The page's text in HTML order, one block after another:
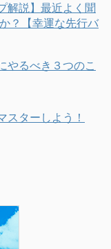
解説】最近よく聞
？【幸運な先行バ
やるべき３つのこ
スターしよう！